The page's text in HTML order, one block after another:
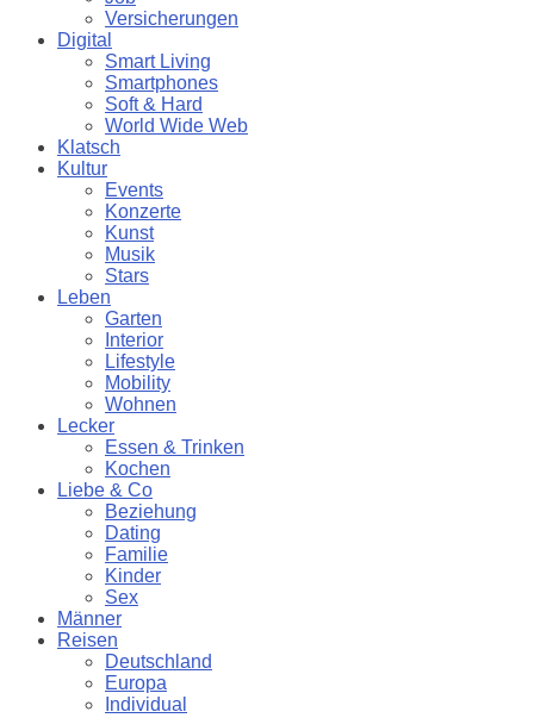
Versicherungen
Digital
Smart Living
Smartphones
Soft & Hard
World Wide Web
Klatsch
Kultur
Events
Konzerte
Kunst
Musik
Stars
Leben
Garten
Interior
Lifestyle
Mobility
Wohnen
Lecker
Essen & Trinken
Kochen
Liebe & Co
Beziehung
Dating
Familie
Kinder
Sex
Männer
Reisen
Deutschland
Europa
Individual